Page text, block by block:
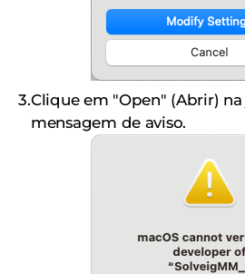
Clique em "Open" (Abrir)
mensagem de aviso.